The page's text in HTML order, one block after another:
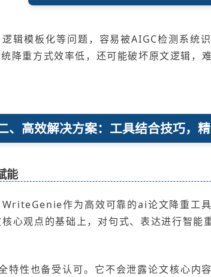
辑模板化等问题，容易被AIGC检测系统
降重方式效率低，还可能破坏原文逻辑，
、高效解决方案：工具结合技巧，
能
作为高效可靠的ai论文降重工
心观点的基础上，对句式、表达进行智
性也备受认可。它不会泄露论文核心内